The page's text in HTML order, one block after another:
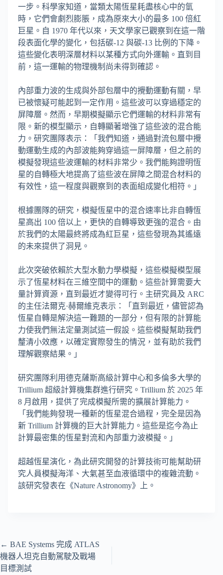
一步。科學家知道，當類太陽恆星耗盡核心中的氫
時，它們會劇烈膨脹，成為原來大小的最多 100 倍紅
巨星。自 1970 年代以來，天文學家已觀察到在這一階
段表面化學的變化，包括碳-12 與碳-13 比例的下降。
這些變化表明深層材料以某種方式向外運輸。直到目
前，這一運輸的物理機制尚未得到確認。
內部重力波的生成與外部包層中的攪動運動有關，早
已被懷疑可能起到一定作用。這些波可以穿過穩定的
屏障層。然而，早期模擬顯示它們運輸的材料非常有
限。新的模型顯示，自轉顯著增強了這些波的混合能
力。研究團隊表示：「我們知道，通過對流包層中攪
動運動生成的內部波能夠穿過這一屏障層，但之前的
模擬發現這些波運輸的材料非常少。我們能夠證明恆
星的自轉極大地提高了這些波在屏障之間混合材料的
有效性，這一程度與觀察到的表面組成變化相符。」
根據團隊的研究，模擬恆星中的混合速率比非自轉恆
星高出 100 倍以上，更快的自轉導致更強的混合。由
於我們的太陽最終將成為紅巨星，這些發現為其遙遠
的未來提供了洞見。
此次突破依賴於大型水動力學模擬，這些模擬模型展
示了恆星材料在三維空間中的運動。這些計算需要大
量計算資源，直到最近才變得可行。主研究員及 ARC
的主任法爾克·赫爾維克表示：「直到最近，儘管認為
恆星自轉是解決這一難題的一部分，但有限的計算能
力使我們無法定量測試這一假設。這些模擬幫助我們
釐清小效應，以確定實際發生的情況，並有助於我們
理解觀察結果。」
研究團隊利用德克薩斯高級計算中心和多倫多大學的
Trillium 超級計算機集群進行研究。Trillium 於 2025 年
8 月啟用，提供了完成模擬所需的擴展計算能力。
「我們能夠發現一種新的恆星混合過程，完全是因為
新 Trillium 計算機的巨大計算能力。這些是迄今為止
計算最密集的恆星對流和內部重力波模擬。」
超越恆星演化，為此研究開發的計算技術可能幫助研
究人員模擬海洋、大氣甚至血液循環中的複雜流動。
該研究發表在《Nature Astronomy》上。
← BAE Systems 完成 ATLAS
機器人坦克自動駕駛及戰場
目標測試